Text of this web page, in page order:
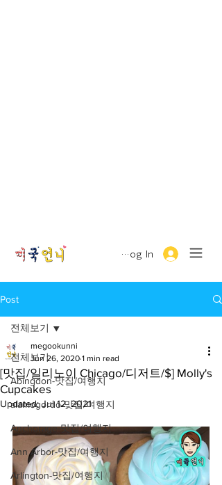
Log In
Post
전체보기
Abingdon-맛집/여행지
alamogordo-맛집/여행지
Anchorage-맛집/여행지
Ann Arbor-맛집/여행지
Arlington-맛집/여행지
전체보기
[맛집/일리노이 Chicago/디저트/$] Molly's
Cupcakes
megookunni
Jun 26, 2020 1 min read
Updated:Jul 12, 2021